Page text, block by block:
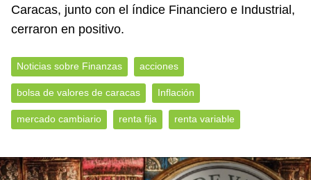
Caracas, junto con el índice Financiero e Industrial,
cerraron en positivo.
Noticias sobre Finanzas acciones
bolsa de valores de caracas Inflación
mercado cambiario renta fija renta variable